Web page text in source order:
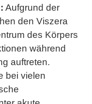
Aufgrund der
den Viszera
des Körpers
während
auftreten.
bei vielen